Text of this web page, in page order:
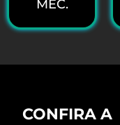
MEC.
CONFIRA A